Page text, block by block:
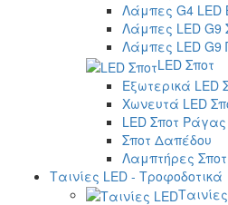
Λάμπες G4 LED
Λάμπες LED G9
Λάμπες LED G9
LED Σποτ
Εξωτερικά LED
Χωνευτά LED
LED Σποτ Ράγας
Σποτ Δαπέδου
Λαμπτήρες Σποτ
Ταινίες LED - Τροφοδοτικά